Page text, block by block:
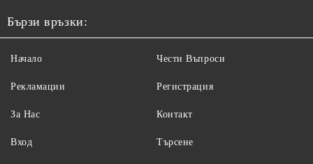
Бързи връзки:
Начало
Рекламации
За Нас
Вход
Чести Въпроси
Регистрация
Контакт
Търсене